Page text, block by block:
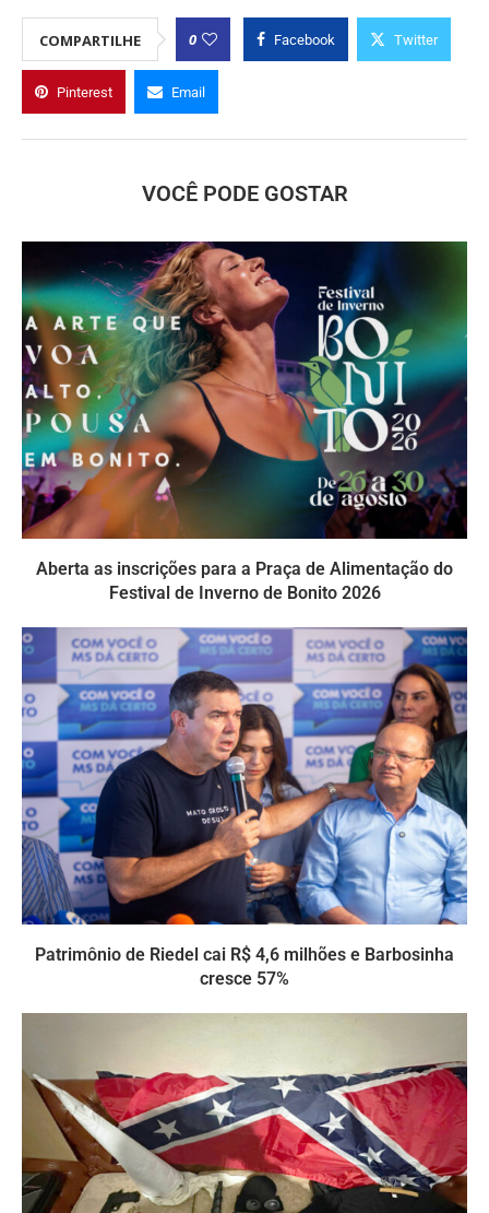
COMPARTILHE 0 Facebook Twitter
Pinterest Email
VOCÊ PODE GOSTAR
Aberta as inscrições para a Praça de Alimentação do
Festival de Inverno de Bonito 2026
Patrimônio de Riedel cai R$ 4,6 milhões e Barbosinha
cresce 57%